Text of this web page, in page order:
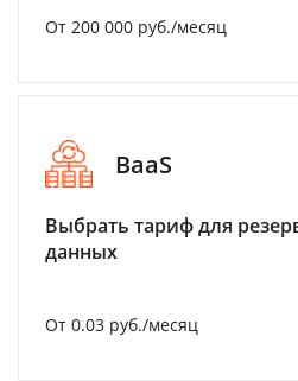
От 200 000 руб./месяц
BaaS
Выбрать тариф для
данных
От 0.03 руб./месяц